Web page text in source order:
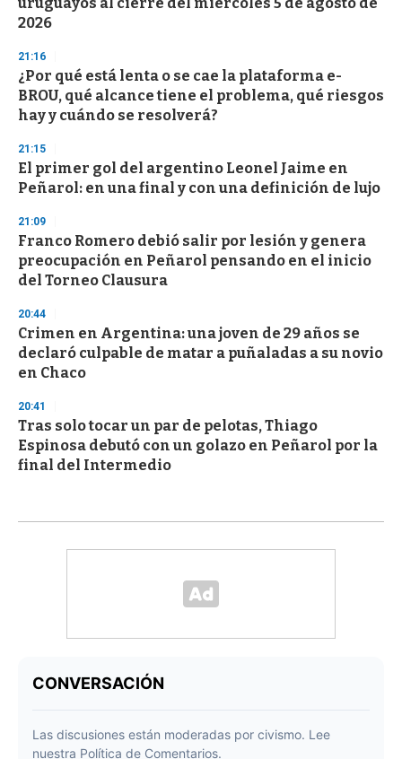
2026
21:16
¿Por qué está lenta o se cae la plataforma e-
BROU, qué alcance tiene el problema, qué riesgos
hay y cuándo se resolverá?
21:15
El primer gol del argentino Leonel Jaime en
Peñarol: en una final y con una definición de lujo
21:09
Franco Romero debió salir por lesión y genera
preocupación en Peñarol pensando en el inicio
del Torneo Clausura
20:44
Crimen en Argentina: una joven de 29 años se
declaró culpable de matar a puñaladas a su novio
en Chaco
20:41
Tras solo tocar un par de pelotas, Thiago
Espinosa debutó con un golazo en Peñarol por la
final del Intermedio